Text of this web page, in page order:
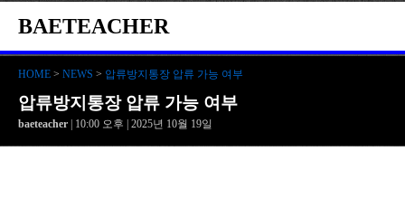
BAETEACHER
HOME > NEWS > 압류방지통장 압류 가능 여부
압류방지통장 압류 가능 여부
baeteacher | 10:00 오후 | 2025년 10월 19일